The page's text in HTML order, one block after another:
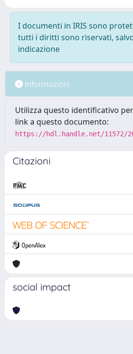
I documenti in IRIS sono
tutti i diritti sono riservati,
indicazione
Informazioni
Utilizza questo identificativo
link a questo documento:
https://hdl.handle.net/11572/
Citazioni
social impact